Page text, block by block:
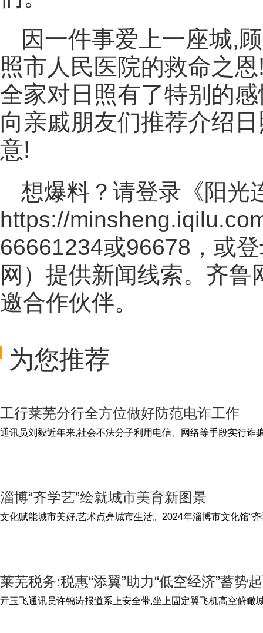
因一件事爱上一座城,
照市人民医院的救命之
全家对日照有了特别的
向亲戚朋友们推荐介绍
意!
想爆料？请登录《阳光
https://
66661234或96678，或
网 ）提供新闻线索。齐鲁
邀合作伙伴。
为您推荐
工行莱芜分行全方位做好防范电诈工作
淄博“齐学艺”绘就城市美育新图景
莱芜税务:税惠“添翼”助力“低空经济”蓄势